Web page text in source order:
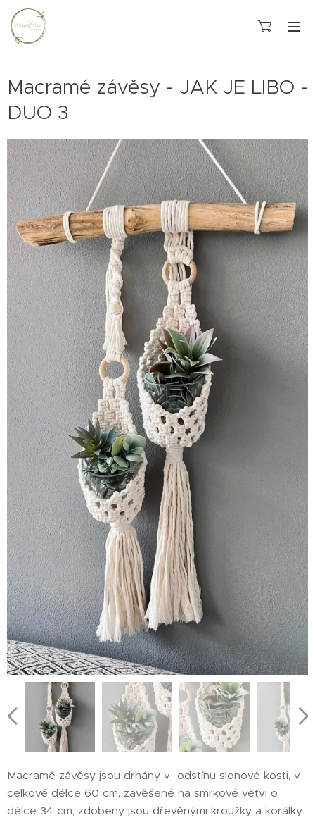
Macramé závěsy - JAK JE LIBO -
DUO 3
Macramé závěsy jsou drhány v odstínu slonové kosti, v
celkové délce 60 cm, zavěšené na smrkové větvi o
délce 34 cm, zdobeny jsou dřevěnými kroužky a korálky.